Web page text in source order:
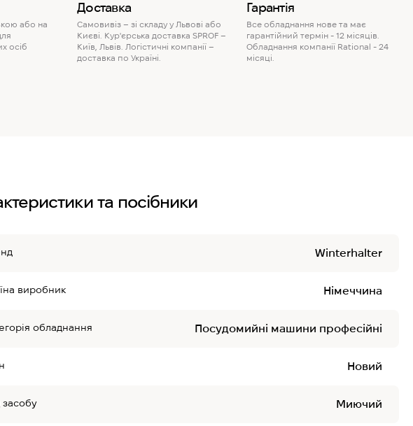
або на
осіб
Доставка
Самовивіз – зі складу у Львові або
Києві. Кур'єрська доставка SPROF –
Київ, Львів. Логістичні компанії –
доставка по Україні.
Гарантія
Все обладнання нове та має
гарантійний термін - 12 місяців.
Обладнання компанії Rational - 24
місяці.
та посібники
Winterhalter
виробник Німеччина
обладнання Посудомийні машини професійні
Новий
засобу Миючий